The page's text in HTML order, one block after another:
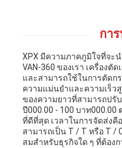
กา
XPX มีความภาคภูมิใจที่จะ
VAN-360 ของเรา เครื่องตั
และสามารถใช้ในการตัดก
ความแม่นยําและความเร็ว
ของความยาวที่สามารถปรั
ปี000.00 - 100 บาท
ที่ดีที่สุด เวลาในการจัดส่งคื
สามารถเป็น T / T หรือ T /
สมสําหรับธุรกิจใด ๆ ที่ต้อง